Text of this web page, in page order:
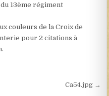
du 13ème régiment
couleurs de la Croix de
pour 2 citations à
Ca54.jpg →